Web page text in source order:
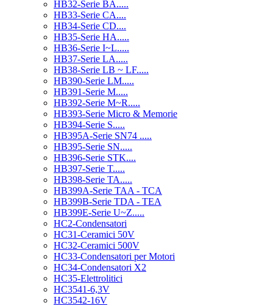
HB32-Serie BA.....
HB33-Serie CA....
HB34-Serie CD....
HB35-Serie HA.....
HB36-Serie I~L.....
HB37-Serie LA.....
HB38-Serie LB ~ LF.....
HB390-Serie LM.....
HB391-Serie M.....
HB392-Serie M~R.....
HB393-Serie Micro & Memorie
HB394-Serie S.....
HB395A-Serie SN74 .....
HB395-Serie SN.....
HB396-Serie STK....
HB397-Serie T.....
HB398-Serie TA.....
HB399A-Serie TAA - TCA
HB399B-Serie TDA - TEA
HB399E-Serie U~Z.....
HC2-Condensatori
HC31-Ceramici 50V
HC32-Ceramici 500V
HC33-Condensatori per Motori
HC34-Condensatori X2
HC35-Elettrolitici
HC3541-6,3V
HC3542-16V